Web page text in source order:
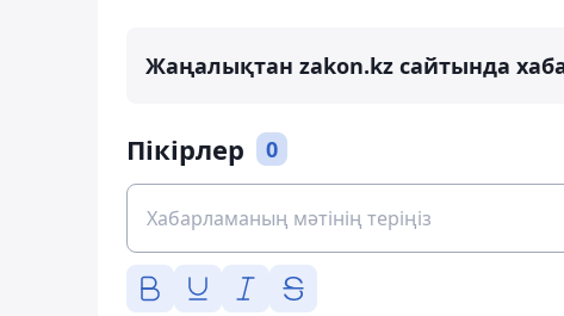
Жаңалықтан zakon.kz сайтында
Пікірлер 0